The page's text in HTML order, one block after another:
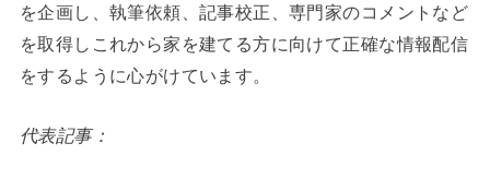
を企画し、執筆依頼、記事校正、専門家のコメントなど
を取得しこれから家を建てる方に向けて正確な情報配信
をするように心がけています。
代表記事：